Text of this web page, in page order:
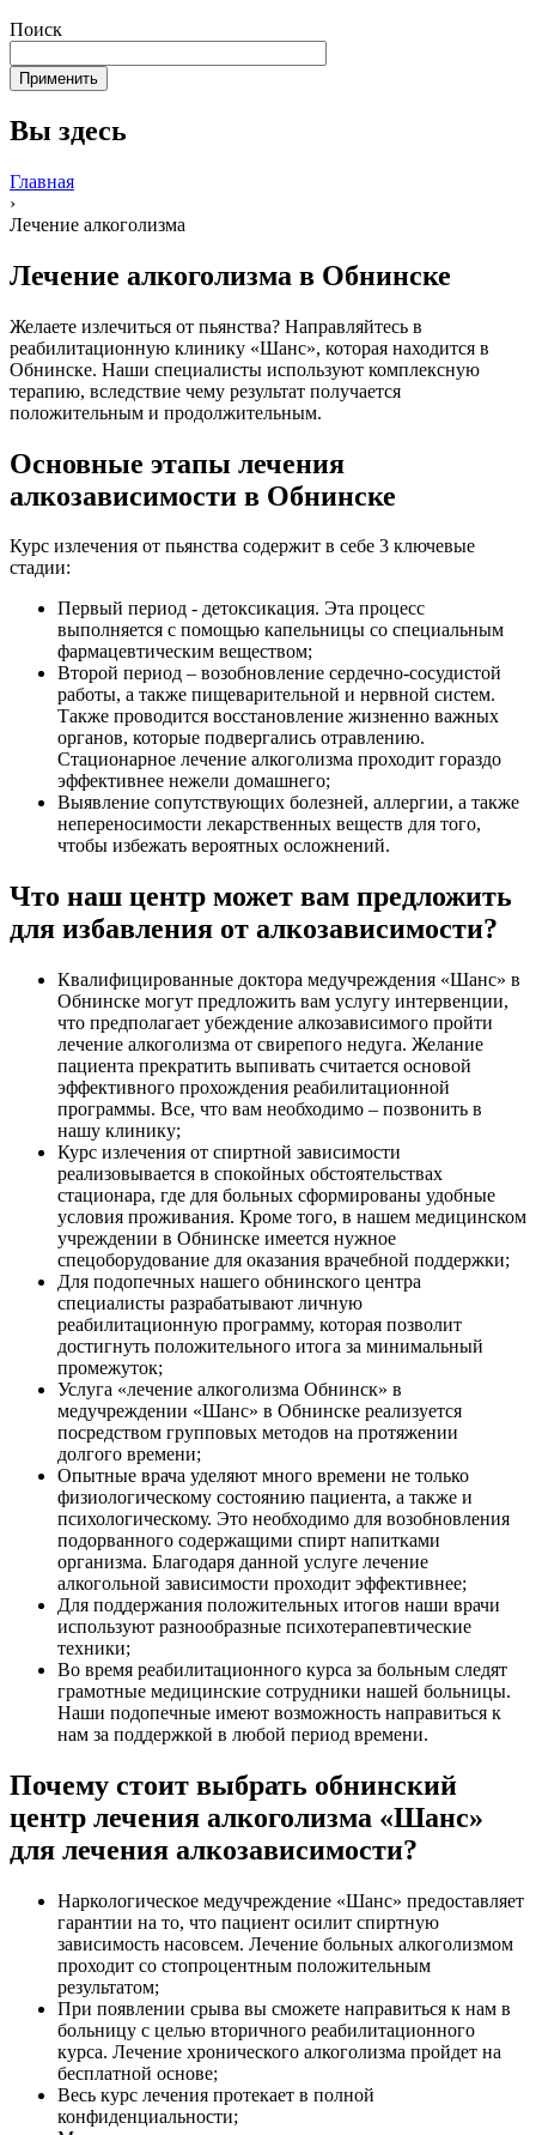
Поиск
Вы здесь
Главная
›
Лечение алкоголизма
Лечение алкоголизма в Обнинске
Желаете излечиться от пьянства? Направляйтесь в
реабилитационную клинику «Шанс», которая находится в
Обнинске. Наши специалисты используют комплексную
терапию, вследствие чему результат получается
положительным и продолжительным.
Основные этапы лечения
алкозависимости в Обнинске
Курс излечения от пьянства содержит в себе 3 ключевые
стадии:
Первый период - детоксикация. Эта процесс
выполняется с помощью капельницы со специальным
фармацевтическим веществом;
Второй период – возобновление сердечно-сосудистой
работы, а также пищеварительной и нервной систем.
Также проводится восстановление жизненно важных
органов, которые подвергались отравлению.
Стационарное лечение алкоголизма проходит гораздо
эффективнее нежели домашнего;
Выявление сопутствующих болезней, аллергии, а также
непереносимости лекарственных веществ для того,
чтобы избежать вероятных осложнений.
Что наш центр может вам предложить
для избавления от алкозависимости?
Квалифицированные доктора медучреждения «Шанс» в
Обнинске могут предложить вам услугу интервенции,
что предполагает убеждение алкозависимого пройти
лечение алкоголизма от свирепого недуга. Желание
пациента прекратить выпивать считается основой
эффективного прохождения реабилитационной
программы. Все, что вам необходимо – позвонить в
нашу клинику;
Курс излечения от спиртной зависимости
реализовывается в спокойных обстоятельствах
стационара, где для больных сформированы удобные
условия проживания. Кроме того, в нашем медицинском
учреждении в Обнинске имеется нужное
спецоборудование для оказания врачебной поддержки;
Для подопечных нашего обнинского центра
специалисты разрабатывают личную
реабилитационную программу, которая позволит
достигнуть положительного итога за минимальный
промежуток;
Услуга «лечение алкоголизма Обнинск» в
медучреждении «Шанс» в Обнинске реализуется
посредством групповых методов на протяжении
долгого времени;
Опытные врача уделяют много времени не только
физиологическому состоянию пациента, а также и
психологическому. Это необходимо для возобновления
подорванного содержащими спирт напитками
организма. Благодаря данной услуге лечение
алкогольной зависимости проходит эффективнее;
Для поддержания положительных итогов наши врачи
используют разнообразные психотерапевтические
техники;
Во время реабилитационного курса за больным следят
грамотные медицинские сотрудники нашей больницы.
Наши подопечные имеют возможность направиться к
нам за поддержкой в любой период времени.
Почему стоит выбрать обнинский
центр лечения алкоголизма «Шанс»
для лечения алкозависимости?
Наркологическое медучреждение «Шанс» предоставляет
гарантии на то, что пациент осилит спиртную
зависимость насовсем. Лечение больных алкоголизмом
проходит со стопроцентным положительным
результатом;
При появлении срыва вы сможете направиться к нам в
больницу с целью вторичного реабилитационного
курса. Лечение хронического алкоголизма пройдет на
бесплатной основе;
Весь курс лечения протекает в полной
конфиденциальности;